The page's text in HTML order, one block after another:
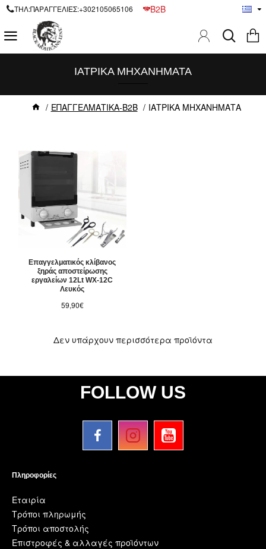
ΤΗΛ:ΠΑΡΑΓΓΕΛΙΕΣ:+302105065106 B2B
ΕΠΑΓΓΕΛΜΑΤΙΚΑ-B2B ΙΑΤΡΙΚΑ ΜΗΧΑΝΗΜΑΤΑ
ΙΑΤΡΙΚΑ ΜΗΧΑΝΗΜΑΤΑ
Επαγγελματικός κλίβανος
ξηράς αποστείρωσης
εργαλείων 12Lt WX-12C
Λευκός
59,90€
Δεν υπάρχουν περισσότερα προϊόντα
FOLLOW US
Πληροφορίες
Εταιρία
Τρόποι πληρωμής
Τρόποι αποστολής
Επιστροφές & αλλαγές προϊόντων